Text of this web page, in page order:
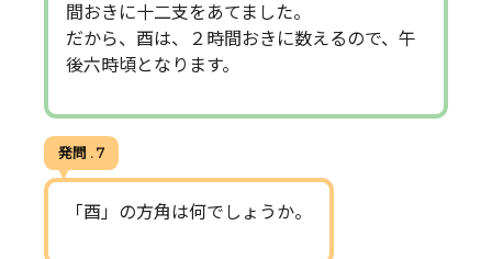
間おきに十二支をあてました。
だから、酉は、２時間おきに数えるので、午
後六時頃となります。
発問 . 7
「酉」の方角は何でしょうか。